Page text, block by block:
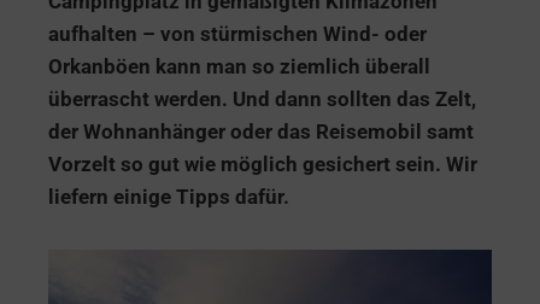
aufhalten – von stürmischen Wind- oder
Orkanböen kann man so ziemlich überall
überrascht werden. Und dann sollten das Zelt,
der Wohnanhänger oder das Reisemobil samt
Vorzelt so gut wie möglich gesichert sein. Wir
liefern einige Tipps dafür.